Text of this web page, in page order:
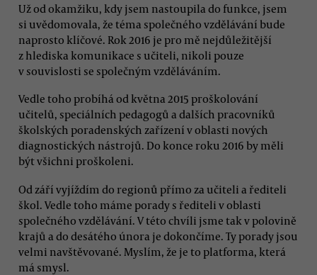
Už od okamžiku, kdy jsem nastoupila do funkce, jsem
si uvědomovala, že téma společného vzdělávání bude
naprosto klíčové. Rok 2016 je pro mě nejdůležitější
z hlediska komunikace s učiteli, nikoli pouze
v souvislosti se společným vzděláváním.
Vedle toho probíhá od května 2015 proškolování
učitelů, speciálních pedagogů a dalších pracovníků
školských poradenských zařízení v oblasti nových
diagnostických nástrojů. Do konce roku 2016 by měli
být všichni proškoleni.
Od září vyjíždím do regionů přímo za učiteli a řediteli
škol. Vedle toho máme porady s řediteli v oblasti
společného vzdělávání. V této chvíli jsme tak v polovině
krajů a do desátého února je dokončíme. Ty porady jsou
velmi navštěvované. Myslím, že je to platforma, která
má smysl.